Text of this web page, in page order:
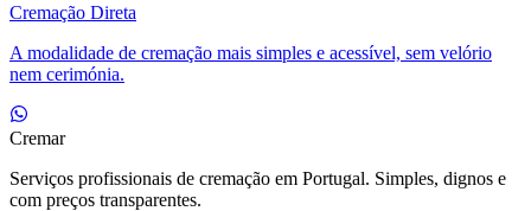
Cremação Direta
A modalidade de cremação mais simples e acessível, sem velório
nem cerimónia.
Cremar
Serviços profissionais de cremação em Portugal. Simples, dignos e
com preços transparentes.